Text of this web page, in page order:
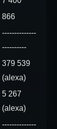
866
--------------
----------
379 539
(alexa)
5 267
(alexa)
--------------